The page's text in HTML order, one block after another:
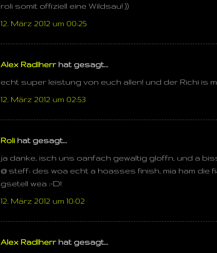
roli somit offiziell eine Wildsau! ))
12. März 2012 um 00:25
Alex Radlherrhat gesagt…
echt super leistung von euch allen! und der Richi is
12. März 2012 um 02:53
Roli hat gesagt…
ja danke, isch uns oanfach gewaltig gloffn, und a
@ steff: des woa echt a hoasses finish, mia ham
gsetell wea :-D!
12. März 2012 um 10:02
Alex Radlherrhat gesagt…